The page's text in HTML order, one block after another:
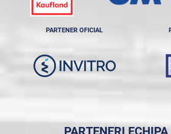
PARTENER OFICIAL
PARTENERI